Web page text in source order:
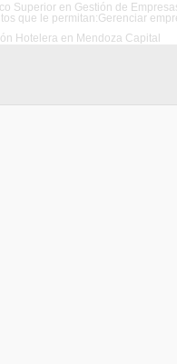
Superior en Gestión de
que le permitan:Gerenciar
Hotelera en Mendoza Capital